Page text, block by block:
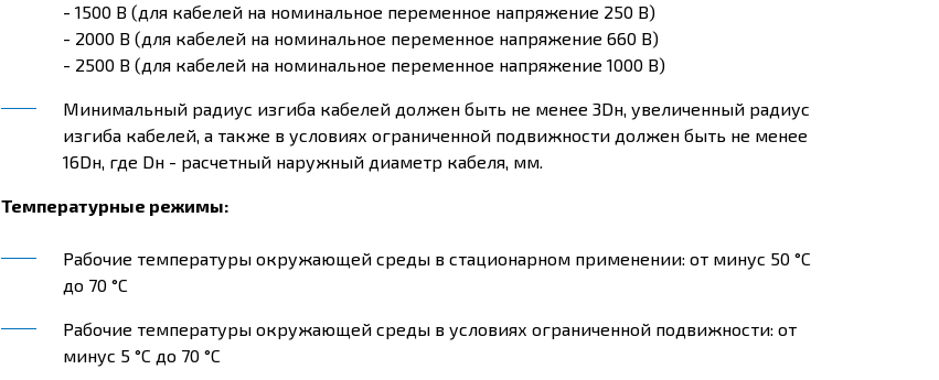
- 1500 В (для кабелей на номинальное переменное напряжение 250 В)
- 2000 В (для кабелей на номинальное переменное напряжение 660 В)
- 2500 В (для кабелей на номинальное переменное напряжение 1000 В)
Минимальный радиус изгиба кабелей должен быть не менее 3Dн, увеличенный радиус
изгиба кабелей, а также в условиях ограниченной подвижности должен быть не менее
16Dн, где Dн - расчетный наружный диаметр кабеля, мм.
Температурные режимы:
Рабочие температуры окружающей среды в стационарном применении: от минус 50 °С
до 70 °С
Рабочие температуры окружающей среды в условиях ограниченной подвижности: от
минус 5 °С до 70 °С